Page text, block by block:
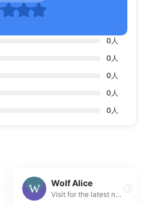
0 人
0 人
0 人
0 人
0 人
Wolf Alice
Visit for the latest news and tour dates, listen to Wolf Alice’s music and watch videos.